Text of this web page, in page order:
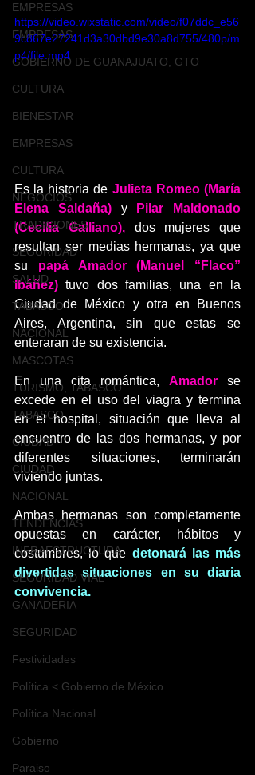
EMPRESAS
EMPRESAS
GOBIERNO DE GUANAJUATO, GTO
CULTURA
BIENESTAR
EMPRESAS
CULTURA
NEGOCIOS
TRADICIONES
SEGURIDAD
SALUD
TABASCO
NACIONAL
MASCOTAS
TURISMO, TABASCO
TABASCO
CIUDAD
CIUDAD
NACIONAL
TENDENCIAS
INFRAESTRUCTURA
SEGURIDAD VIAL
GANADERIA
SEGURIDAD
Festividades
Política < Gobierno de México
Política Nacional
Gobierno
Paraiso
https://video.wixstatic.com/video/f07ddc_e56
9c867e27241d3a30dbd9e30a8d755/480p/m
p4/file.mp4
Es la historia de Julieta Romeo (María
Elena Saldaña) y
Pilar Maldonado
(Cecilia Galliano), dos mujeres que
resultan ser medias hermanas, ya que
su papá Amador (Manuel “Flaco”
Ibáñez) tuvo dos familias, una en la
Ciudad de México y otra en Buenos
Aires, Argentina, sin que estas se
enteraran de su existencia.
En una cita romántica, Amador se
excede en el uso del viagra y termina
en el hospital, situación que lleva al
encuentro de las dos hermanas, y por
diferentes situaciones, terminarán
viviendo juntas.
Ambas hermanas son completamente
opuestas en carácter, hábitos y
costumbres, lo que detonará las más
divertidas situaciones en su diaria
convivencia.